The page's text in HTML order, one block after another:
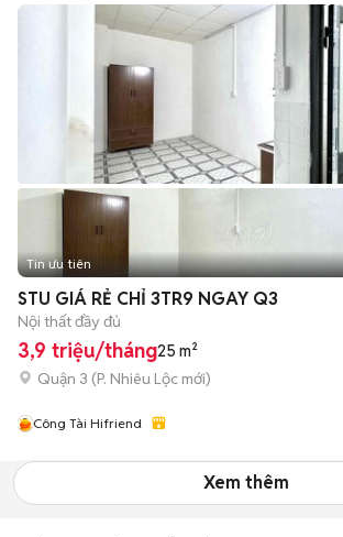
Tin ưu tiên
STU GIÁ RẺ CHỈ 3TR9 NGAY Q3
Nội thất đầy đủ
3,9 triệu/tháng25 m²
Quận 3 (P. Nhiêu Lộc mới)
Công Tài Hifriend
Xem thêm